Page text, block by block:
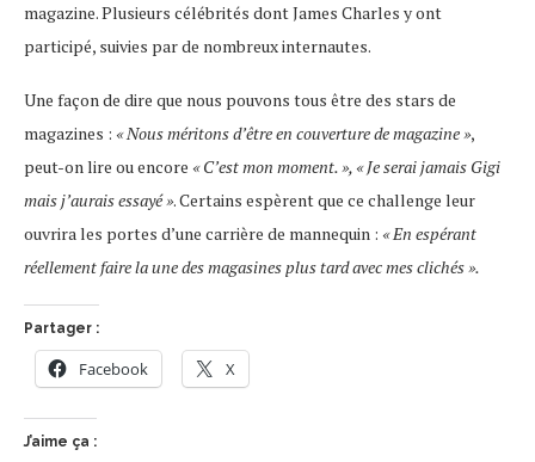
magazine. Plusieurs célébrités dont James Charles y ont
participé, suivies par de nombreux internautes.
Une façon de dire que nous pouvons tous être des stars de
magazines : « Nous méritons d’être en couverture de magazine »,
peut-on lire ou encore « C’est mon moment. », « Je serai jamais Gigi
mais j’aurais essayé ». Certains espèrent que ce challenge leur
ouvrira les portes d’une carrière de mannequin : « En espérant
réellement faire la une des magasines plus tard avec mes clichés ».
Partager :
Facebook X
J’aime ça :